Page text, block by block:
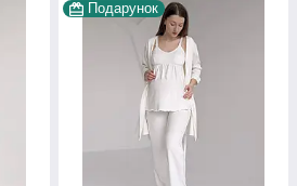
Подарунок